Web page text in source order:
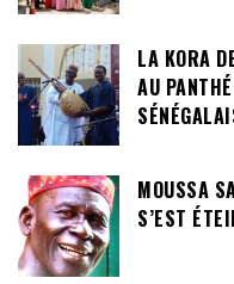
LA KORA
AU
MOUSSA
S’EST